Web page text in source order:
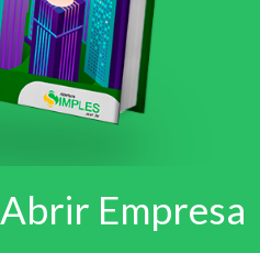
Empresa